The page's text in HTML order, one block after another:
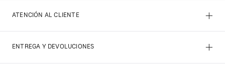
ATENCIÓN AL CLIENTE +
ENTREGA Y DEVOLUCIONES +